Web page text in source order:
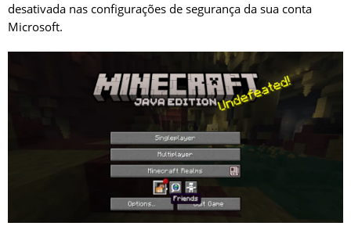
desativada nas configurações de segurança da sua conta
Microsoft.